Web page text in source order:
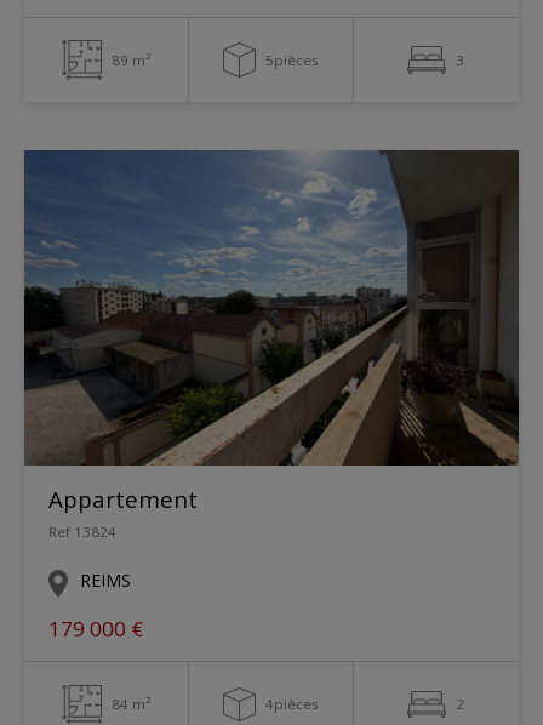
89 m² 5pièces 3
Appartement
Ref 13824
REIMS
179 000 €
84 m² 4pièces 2